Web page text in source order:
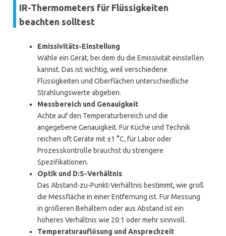
IR-Thermometers für Flüssigkeiten
beachten solltest
Emissivitäts-Einstellung
Wähle ein Gerät, bei dem du die Emissivität einstellen
kannst. Das ist wichtig, weil verschiedene
Flüssigkeiten und Oberflächen unterschiedliche
Strahlungswerte abgeben.
Messbereich und Genauigkeit
Achte auf den Temperaturbereich und die
angegebene Genauigkeit. Für Küche und Technik
reichen oft Geräte mit ±1 °C, für Labor oder
Prozesskontrolle brauchst du strengere
Spezifikationen.
Optik und D:S-Verhältnis
Das Abstand-zu-Punkt-Verhältnis bestimmt, wie groß
die Messfläche in einer Entfernung ist. Für Messung
in größeren Behältern oder aus Abstand ist ein
höheres Verhältnis wie 20:1 oder mehr sinnvoll.
Temperaturauflösung und Ansprechzeit